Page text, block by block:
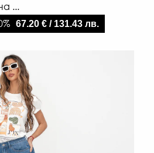
...
67.20 € / 131.43 лв.